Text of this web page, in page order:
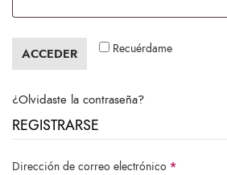
Recuérdame
ACCEDER
¿Olvidaste la contraseña?
REGISTRARSE
Dirección de correo electrónico *Obligatorio